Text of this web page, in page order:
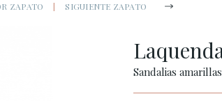
ZAPATO | SIGUIENTE ZAPATO
Sandalias